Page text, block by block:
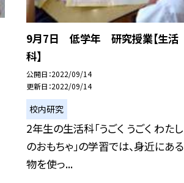
9月7日 低学年 研究授業【生活
科】
公開日 2022/09/14
更新日 2022/09/14
校内研究
2年生の生活科「うごく うごく わたし
のおもちゃ」の学習では、身近にある
物を使っ...